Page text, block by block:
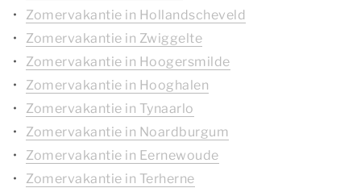
Zomervakantie in Hollandscheveld
Zomervakantie in Zwiggelte
Zomervakantie in Hoogersmilde
Zomervakantie in Hooghalen
Zomervakantie in Tynaarlo
Zomervakantie in Noardburgum
Zomervakantie in Eernewoude
Zomervakantie in Terherne